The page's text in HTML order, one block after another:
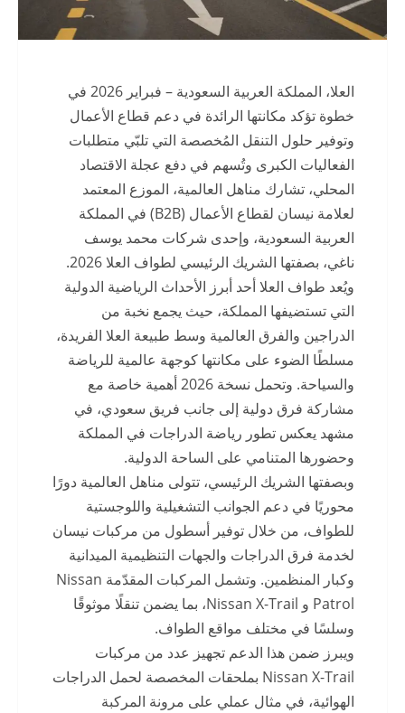
العلا، المملكة العربية السعودية – فبراير 2026 في
خطوة تؤكد مكانتها الرائدة في دعم قطاع الأعمال
وتوفير حلول التنقل المُخصصة التي تلبّي متطلبات
الفعاليات الكبرى وتُسهم في دفع عجلة الاقتصاد
المحلي، تشارك مناهل العالمية، الموزع المعتمد
لعلامة نيسان لقطاع الأعمال (B2B) في المملكة
العربية السعودية، وإحدى شركات محمد يوسف
ناغي، بصفتها الشريك الرئيسي لطواف العلا 2026.
ويُعد طواف العلا أحد أبرز الأحداث الرياضية الدولية
التي تستضيفها المملكة، حيث يجمع نخبة من
الدراجين والفرق العالمية وسط طبيعة العلا الفريدة،
مسلطًا الضوء على مكانتها كوجهة عالمية للرياضة
والسياحة. وتحمل نسخة 2026 أهمية خاصة مع
مشاركة فرق دولية إلى جانب فريق سعودي، في
مشهد يعكس تطور رياضة الدراجات في المملكة
وحضورها المتنامي على الساحة الدولية.
وبصفتها الشريك الرئيسي، تتولى مناهل العالمية دورًا
محوريًا في دعم الجوانب التشغيلية واللوجستية
للطواف، من خلال توفير أسطول من مركبات نيسان
لخدمة فرق الدراجات والجهات التنظيمية الميدانية
وكبار المنظمين. وتشمل المركبات المقدّمة Nissan
Patrol و Nissan X-Trail، بما يضمن تنقلًا موثوقًا
وسلسًا في مختلف مواقع الطواف.
ويبرز ضمن هذا الدعم تجهيز عدد من مركبات
Nissan X-Trail بملحقات المخصصة لحمل الدراجات
الهوائية، في مثال عملي على مرونة المركبة